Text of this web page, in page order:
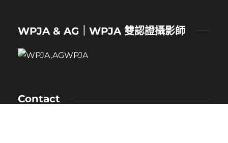
WPJA & AG｜WPJA 雙認證攝影師
Contact